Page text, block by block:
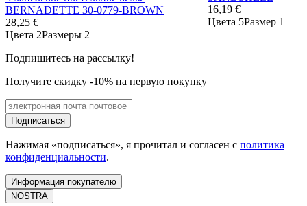
BERNADETTE 30-0779-BROWN
28,25 €
Цвета 2Размеры 2
16,19 €
Цвета 5Размер 1
Подпишитесь на рассылку!
Получите скидку -10% на первую покупку
Подписаться
Нажимая «подписаться», я прочитал и согласен с политика
конфиденциальности.
Информация покупателю
NOSTRA